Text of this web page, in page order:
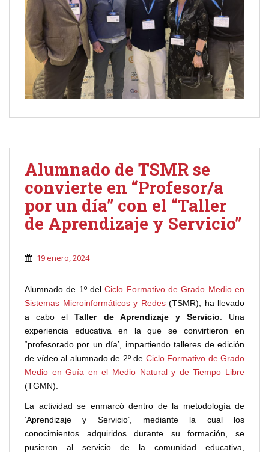
Alumnado de TSMR se
convierte en “Profesor/a
por un día” con el “Taller
de Aprendizaje y Servicio”
19 enero, 2024
Alumnado de 1º delCiclo Formativo de Grado Medio en
Sistemas Microinformáticos y Redes(TSMR), ha llevado
a cabo elTaller de Aprendizaje y Servicio . Una
experiencia educativa en la que se convirtieron en
“profesorado por un día’, impartiendo talleres de edición
de vídeo al alumnado de 2º de Ciclo Formativo de Grado
Medio en Guía en el Medio Natural y de Tiempo Libre
(TGMN).
La actividad se enmarcó dentro de la metodología de
‘Aprendizaje y Servicio’, mediante la cual los
conocimientos adquiridos durante su formación, se
pusieron al servicio de la comunidad educativa,